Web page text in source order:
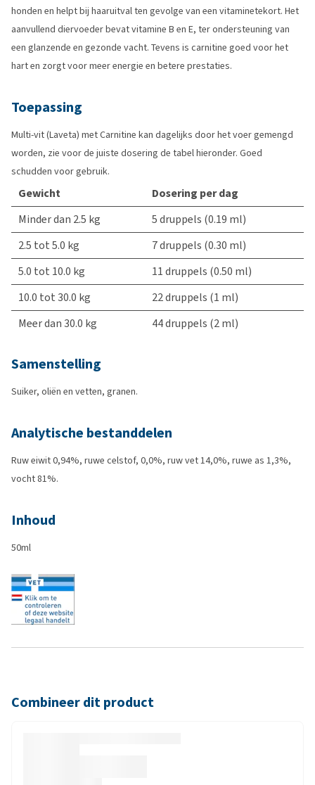
honden en helpt bij haaruitval ten gevolge van een vitaminetekort. Het
aanvullend diervoeder bevat vitamine B en E, ter ondersteuning van
een glanzende en gezonde vacht. Tevens is carnitine goed voor het
hart en zorgt voor meer energie en betere prestaties.
Toepassing
Multi-vit (Laveta) met Carnitine kan dagelijks door het voer gemengd
worden, zie voor de juiste dosering de tabel hieronder. Goed
schudden voor gebruik.
Gewicht
Dosering per dag
Minder dan 2.5 kg
5 druppels (0.19 ml)
2.5 tot 5.0 kg
7 druppels (0.30 ml)
5.0 tot 10.0 kg
11 druppels (0.50 ml)
10.0 tot 30.0 kg
22 druppels (1 ml)
Meer dan 30.0 kg
44 druppels (2 ml)
Samenstelling
Suiker, oliën en vetten, granen.
Analytische bestanddelen
Ruw eiwit 0,94%, ruwe celstof, 0,0%, ruw vet 14,0%, ruwe as 1,3%,
vocht 81%.
Inhoud
50ml
Combineer dit product